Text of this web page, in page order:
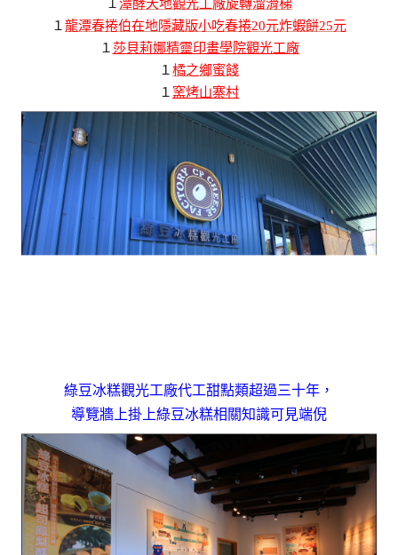
１潭酵天地觀光工廠旋轉溜滑梯
１龍潭春捲伯在地隱藏版小吃春捲20元炸蝦餅25元
１莎貝莉娜精靈印畫學院觀光工廠
１橘之鄉蜜餞
１ 窯烤山寨村
綠豆冰糕觀光工廠代工甜點類超過三十年，
導覽牆上掛上綠豆冰糕相關知識可見端倪